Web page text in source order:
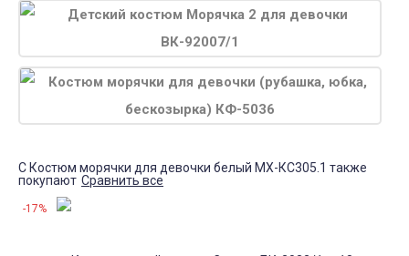
С Костюм морячки для девочки белый МХ-КС305.1 также
покупают Сравнить все
-17%